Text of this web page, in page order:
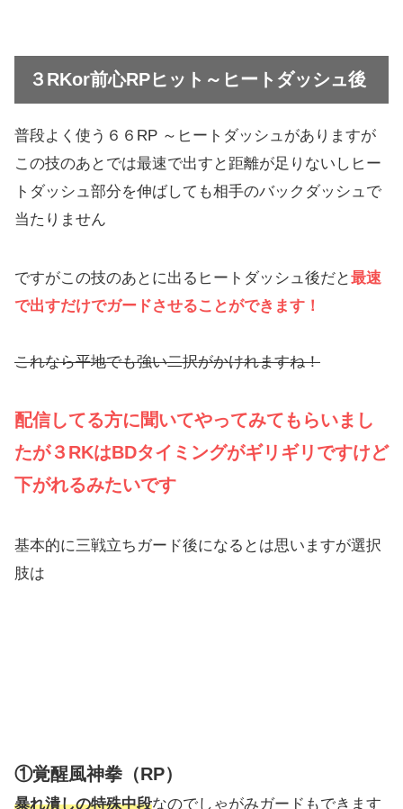
３RKor前心RPヒット～ヒートダッシュ後
普段よく使う６６RP ～ヒートダッシュがありますが
この技のあとでは最速で出すと距離が足りないしヒー
トダッシュ部分を伸ばしても相手のバックダッシュで
当たりません
ですがこの技のあとに出るヒートダッシュ後だと最速
で出すだけでガードさせることができます！
これなら平地でも強い二択がかけれますね！
配信してる方に聞いてやってみてもらいまし
たが３RKはBDタイミングがギリギリですけど
下がれるみたいです
基本的に三戦立ちガード後になるとは思いますが選択
肢は
①覚醒風神拳（RP）
暴れ潰しの特殊中段なのでしゃがみガードもできます